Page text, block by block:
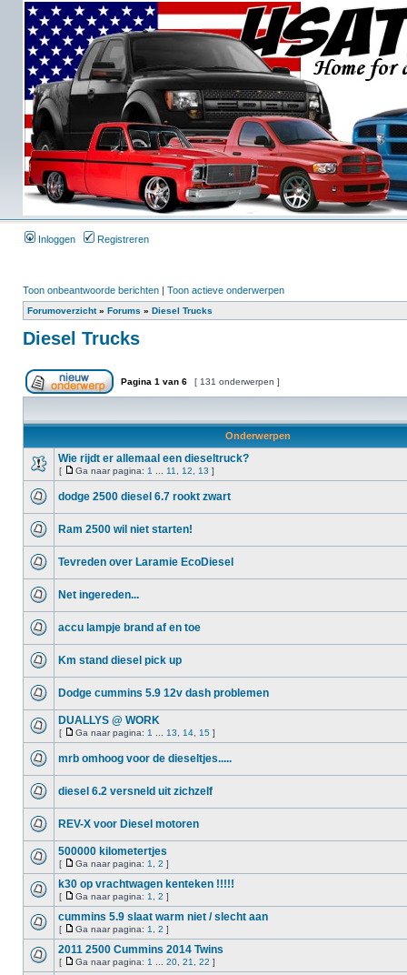
Inloggen Registreren
Toon onbeantwoorde berichten | Toon actieve onderwerpen
Forumoverzicht» Forums » Diesel Trucks
Diesel Trucks
Pagina 1 van 6 [ 131 onderwerpen ]
Onderwerpen
Wie rijdt er allemaal een dieseltruck?
[ Ga naar pagina: 1 11 12 13 ]
dodge 2500 diesel 6.7 rookt zwart
Ram 2500 wil niet starten!
Tevreden over Laramie EcoDiesel
Net ingereden...
accu lampje brand af en toe
Km stand diesel pick up
Dodge cummins 5.9 12v dash problemen
DUALLYS @ WORK
[ Ga naar pagina: 1 13 14 15 ]
mrb omhoog voor de dieseltjes.....
diesel 6.2 versneld uit zichzelf
REV-X voor Diesel motoren
500000 kilometertjes
[ Ga naar pagina: 1 2 ]
k30 op vrachtwagen kenteken !!!!!
[ Ga naar pagina: 1 2 ]
cummins 5.9 slaat warm niet / slecht aan
[ Ga naar pagina: 1 2 ]
2011 2500 Cummins 2014 Twins
[ Ga naar pagina: 1 20 21 22 ]